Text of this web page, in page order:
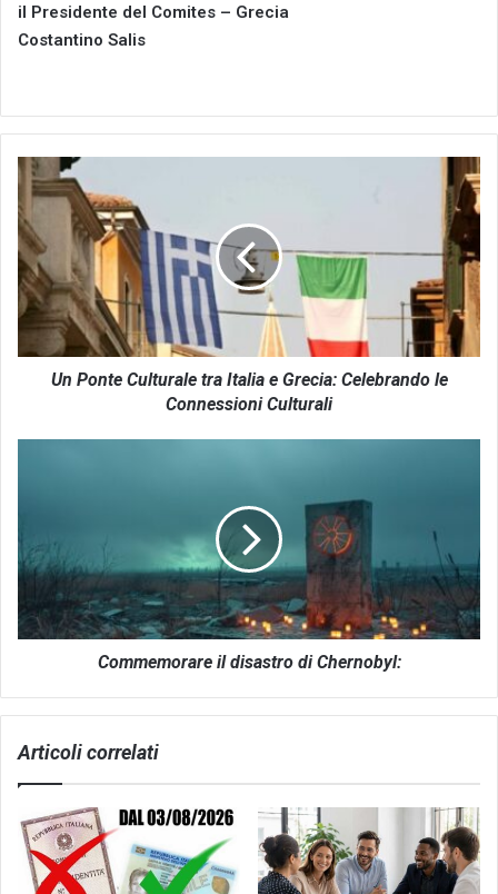
il Presidente del Comites – Grecia
Costantino Salis
Un
Ponte
Culturale
tra
Italia
e
Grecia:
Celebrando
le
Connessioni
Un Ponte Culturale tra Italia e Grecia: Celebrando le
Connessioni Culturali
Chernobyl:
Commemorare il disastro di Chernobyl:
Articoli correlati